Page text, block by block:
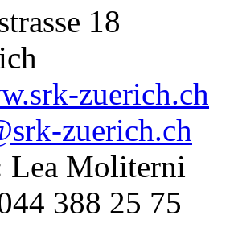
18
zuerich.ch
zuerich.ch
Lea Moliterni
388 25 75